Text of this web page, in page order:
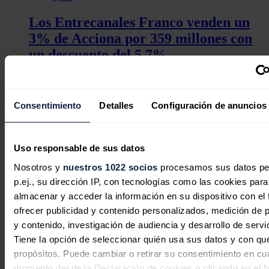
Consentimiento Detalles Configuración de anuncios
Uso responsable de sus datos
Nosotros y nuestros 1022 socios procesamos sus datos
p.ej., su dirección IP, con tecnologías como las cookies para
almacenar y acceder la información en su dispositivo con el
ofrecer publicidad y contenido personalizados, medición de
y contenido, investigación de audiencia y desarrollo de
Tiene la opción de seleccionar quién usa sus datos y con
propósitos. Puede cambiar o retirar su consentimiento en
Los Entrecanales Franco venden un
3% de Acciona por 359 millones con
un descuento del 5,7%
presente y futuro de la energía en
Asturias
Redacción31/07/2026
El almacenamiento energético entra